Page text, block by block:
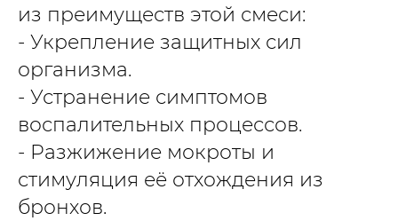
из преимуществ этой смеси:
- Укрепление защитных сил
организма.
- Устранение симптомов
воспалительных процессов.
- Разжижение мокроты и
стимуляция её отхождения из
бронхов.